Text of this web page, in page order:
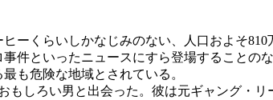
ーくらいしかなじみのない、人口およそ
件といったニュースにすら登場すること
も危険な地域とされている。
もしろい男と出会った。彼は元ギャング・